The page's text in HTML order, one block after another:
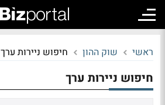
ראשי שוק ההון חיפוש ניירות ערך
חיפוש ניירות ערך